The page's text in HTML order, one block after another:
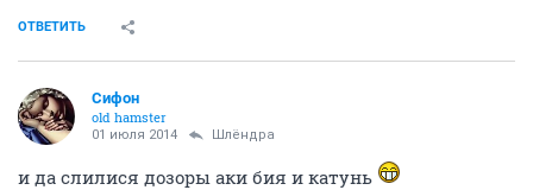
ОТВЕТИТЬ
Сифон
old hamster
01 июля 2014 Шлёндра
и да слилися дозоры аки бия и катунь